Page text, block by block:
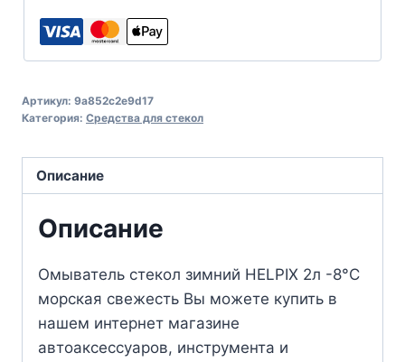
Артикул: 9a852c2e9d17
Категория: Средства для стекол
Описание
Описание
Омыватель стекол зимний HELPIX 2л -8°С
морская свежесть Вы можете купить в
нашем интернет магазине
автоаксессуаров, инструмента и